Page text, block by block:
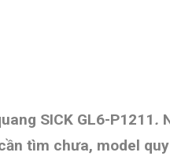
SICK GL6-P1211.
tìm chưa, model